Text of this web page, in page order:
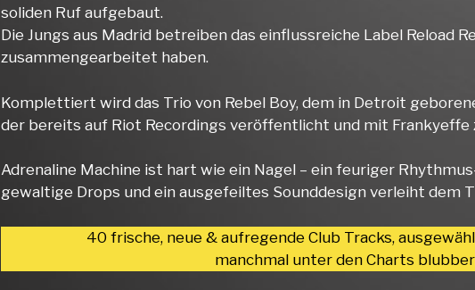
soliden Ruf aufgebaut.
Die Jungs aus Madrid betreiben das einflussreiche Label Reload
zusammengearbeitet haben.
Komplettiert wird das Trio von Rebel Boy, dem in Detroit
der bereits auf Riot Recordings veröffentlicht und mit
Adrenaline Machine ist hart wie ein Nagel – ein feuriger
gewaltige Drops und ein ausgefeiltes Sounddesign verleiht dem
40 frische, neue & aufregende Club Tracks,
manchmal unter den Charts